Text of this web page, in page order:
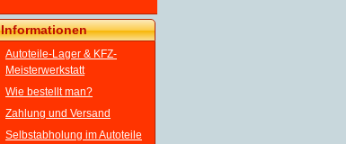
Informationen
Autoteile-Lager & KFZ-
Meisterwerkstatt
Wie bestellt man?
Zahlung und Versand
Selbstabholung im Autoteile